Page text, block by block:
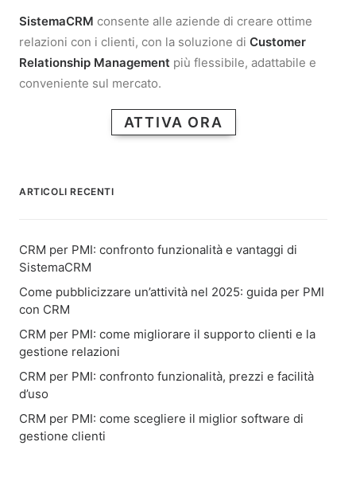
SistemaCRM consente alle aziende di creare ottime
relazioni con i clienti, con la soluzione di Customer
Relationship Management più flessibile, adattabile e
conveniente sul mercato.
ATTIVA ORA
ARTICOLI RECENTI
CRM per PMI: confronto funzionalità e vantaggi di
SistemaCRM
Come pubblicizzare un’attività nel 2025: guida per PMI
con CRM
CRM per PMI: come migliorare il supporto clienti e la
gestione relazioni
CRM per PMI: confronto funzionalità, prezzi e facilità
d’uso
CRM per PMI: come scegliere il miglior software di
gestione clienti